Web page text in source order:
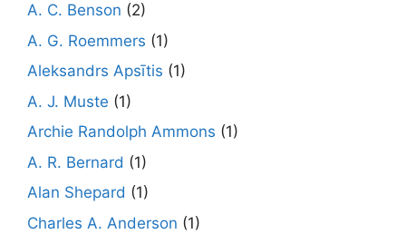
A. C. Benson (2)
A. G. Roemmers (1)
Aleksandrs Apsītis (1)
A. J. Muste (1)
Archie Randolph Ammons (1)
A. R. Bernard (1)
Alan Shepard (1)
Charles A. Anderson (1)